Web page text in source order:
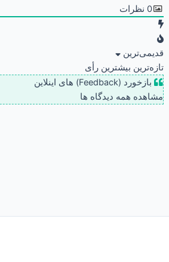
0 نظرات
قدیمی‌ترین
تازه‌ترین بیشترین رأی
بازخورد (Feedback) های اینلاین
مشاهده همه دیدگاه ها